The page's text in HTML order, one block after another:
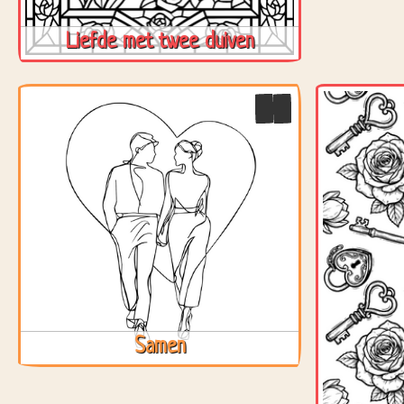
Liefde met twee duiven
Samen